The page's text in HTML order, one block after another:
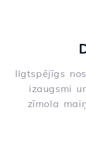
Ilgtspējīgs
izaugsmi
zīmola